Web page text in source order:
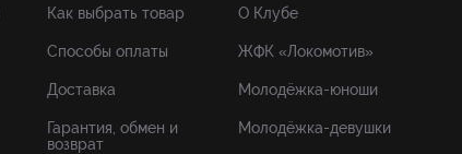
Как выбрать товар
Способы оплаты
Доставка
Гарантия, обмен и
возврат
О Клубе
ЖФК «Локомотив»
Молодёжка-юноши
Молодёжка-девушки